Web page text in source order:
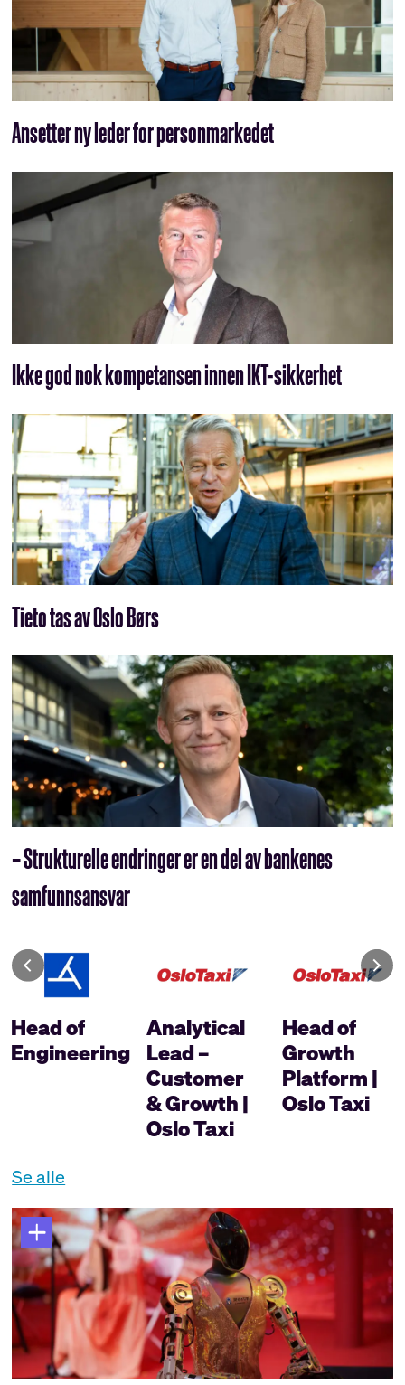
Ansetter ny leder for personmarkedet
Ikke god nok kompetansen innen IKT-sikkerhet
Tieto tas av Oslo Børs
– Strukturelle endringer er en del av bankenes
samfunnsansvar
Head of
Engineering
Analytical
Lead –
Customer
& Growth |
Oslo Taxi
Head of
Growth
Platform |
Oslo Taxi
Se alle